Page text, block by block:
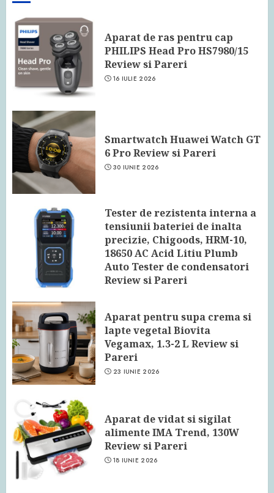
Aparat de ras pentru cap
PHILIPS Head Pro HS7980/15
Review si Pareri
16 IULIE 2026
Smartwatch Huawei Watch GT
6 Pro Review si Pareri
30 IUNIE 2026
Tester de rezistenta interna a
tensiunii bateriei de inalta
precizie, Chigoods, HRM-10,
18650 AC Acid Litiu Plumb
Auto Tester de condensatori
Review si Pareri
Aparat pentru supa crema si
lapte vegetal Biovita
Vegamax, 1.3-2 L Review si
Pareri
23 IUNIE 2026
Aparat de vidat si sigilat
alimente IMA Trend, 130W
Review si Pareri
18 IUNIE 2026